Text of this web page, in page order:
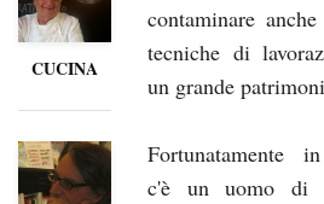
CUCINA
contaminare
tecniche di
un grande
Fortunatamente
c'è un uomo di